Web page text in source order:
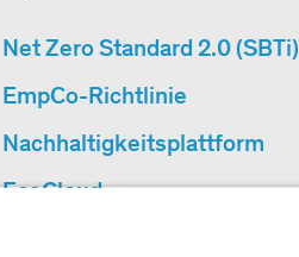
Net Zero Standard 2.0 (SBTi)
EmpCo-Richtlinie
Nachhaltigkeitsplattform
EcoCloud